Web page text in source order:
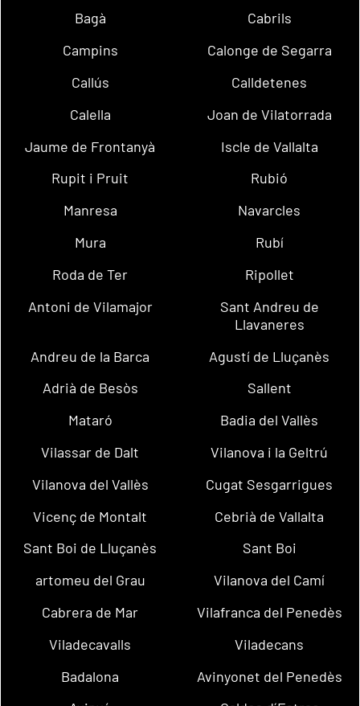
Bagà
Cabrils
Campins
Calonge de Segarra
Callús
Calldetenes
Calella
Joan de Vilatorrada
Jaume de Frontanyà
Iscle de Vallalta
Rupit i Pruit
Rubió
Manresa
Navarcles
Mura
Rubí
Roda de Ter
Ripollet
Antoni de Vilamajor
Sant Andreu de
Llavaneres
Andreu de la Barca
Agustí de Lluçanès
Adrià de Besòs
Sallent
Mataró
Badia del Vallès
Vilassar de Dalt
Vilanova i la Geltrú
Vilanova del Vallès
Cugat Sesgarrigues
Vicenç de Montalt
Cebrià de Vallalta
Sant Boi de Lluçanès
Sant Boi
artomeu del Grau
Vilanova del Camí
Cabrera de Mar
Vilafranca del Penedès
Viladecavalls
Viladecans
Badalona
Avinyonet del Penedès